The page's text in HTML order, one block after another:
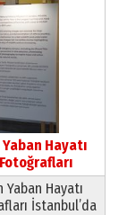
Hayatı
Yaban Hayatı
İstanbul’da